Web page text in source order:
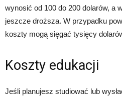
wynosić od 100 do 200 dolarów, a
jeszcze droższa. W przypadku
koszty mogą sięgać tysięcy
Koszty edukacji
Jeśli planujesz studiować lub